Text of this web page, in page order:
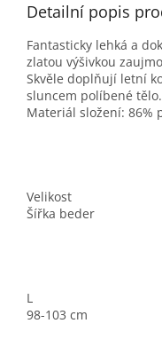
Detailní popis
Fantasticky lehká a
zlatou výšivkou
Skvěle doplňují letní
sluncem políbené tělo.
Materiál složení: 86%
Velikost
Šířka beder
L
98-103 cm